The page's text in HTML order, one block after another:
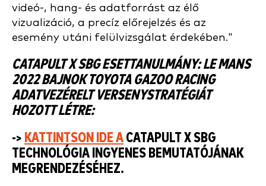
videó-, hang- és adatforrást az élő
vizualizáció, a precíz előrejelzés és az
esemény utáni felülvizsgálat érdekében."
CATAPULT X SBG ESETTANULMÁNY: LE MANS
2022 BAJNOK TOYOTA GAZOO RACING
ADATVEZÉRELT VERSENYSTRATÉGIÁT
HOZOTT LÉTRE:
-> KATTINTSON IDE A CATAPULT X SBG
TECHNOLÓGIA INGYENES BEMUTATÓJÁNAK
MEGRENDEZÉSÉHEZ.